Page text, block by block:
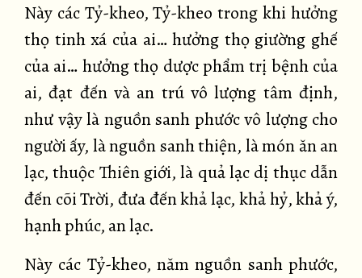
Này các Tỷ-kheo, Tỷ-kheo trong khi hưởng
thọ tinh xá của ai… hưởng thọ giường ghế
của ai… hưởng thọ dược phẩm trị bệnh của
ai, đạt đến và an trú vô lượng tâm định,
như vậy là nguồn sanh phước vô lượng cho
người ấy, là nguồn sanh thiện, là món ăn an
lạc, thuộc Thiên giới, là quả lạc dị thục dẫn
đến cõi Trời, đưa đến khả lạc, khả hỷ, khả ý,
hạnh phúc, an lạc.
Này các Tỷ-kheo, năm nguồn sanh phước,